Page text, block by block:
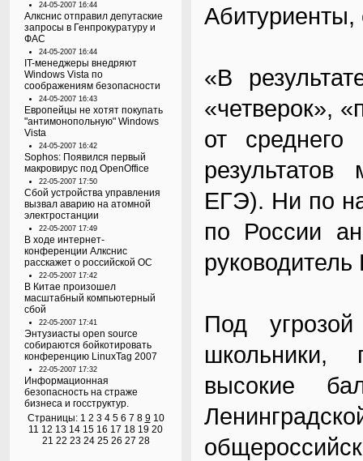
24-05-2007 16:44
Алкснис отправил депутаские
запросы в Генпрокуратуру и
ФАС
24-05-2007 16:44
IT-менеджеры внедряют
Windows Vista по
соображениям безопасности
24-05-2007 16:43
Европейцы не хотят покупать
"антимонопольную" Windows
Vista
24-05-2007 16:42
Sophos: Появился первый
макровирус под OpenOffice
22-05-2007 17:50
Сбой устройства управления
вызвал аварию на атомной
электростанции
22-05-2007 17:49
В ходе интернет-
конференции Алкснис
расскажет о российской ОС
22-05-2007 17:42
В Китае произошел
масштабный компьютерный
сбой
22-05-2007 17:41
Энтузиасты open source
собираются бойкотировать
конференцию LinuxTag 2007
22-05-2007 17:32
Информационная
безопасность на страже
бизнеса и госструктур.
Страницы: 1 2 3 4 5 6 7 8 9 10
11 12 13 14 15 16 17 18 19 20
21 22 23 24 25 26 27 28
Абитуриенты,
«В
«четверок»,
от
результатов
ЕГЭ). Ни по
по России
Под
школьники,
высокие